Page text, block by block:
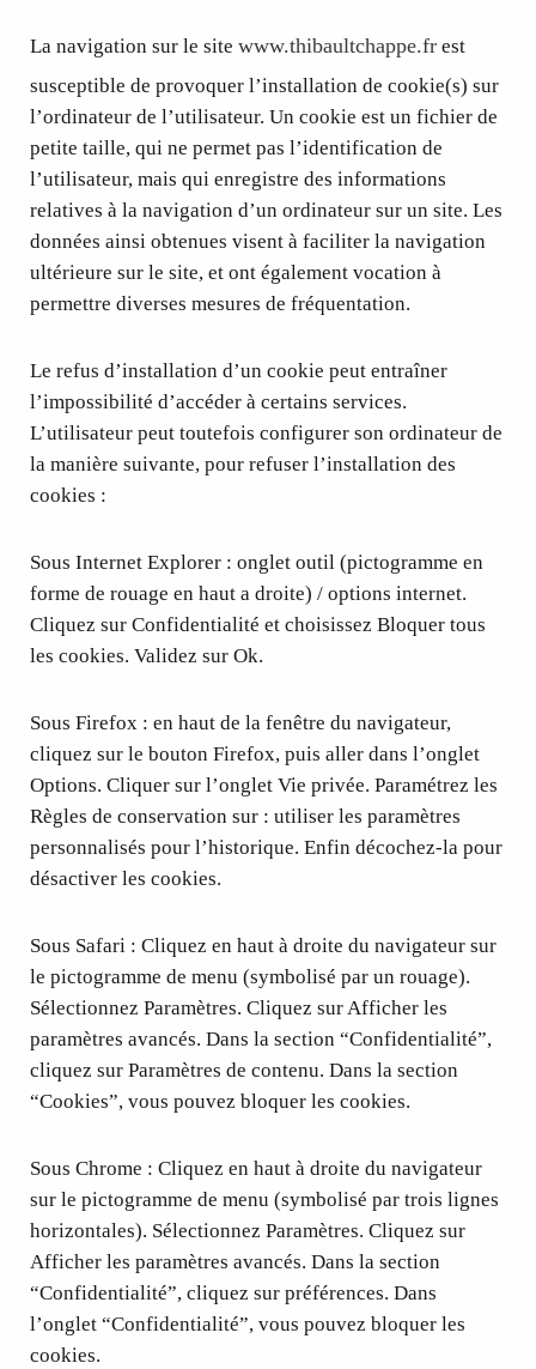
La navigation sur le site www.thibaultchappe.fr est
susceptible de provoquer l’installation de cookie(s) sur
l’ordinateur de l’utilisateur. Un cookie est un fichier de
petite taille, qui ne permet pas l’identification de
l’utilisateur, mais qui enregistre des informations
relatives à la navigation d’un ordinateur sur un site. Les
données ainsi obtenues visent à faciliter la navigation
ultérieure sur le site, et ont également vocation à
permettre diverses mesures de fréquentation.
Le refus d’installation d’un cookie peut entraîner
l’impossibilité d’accéder à certains services.
L’utilisateur peut toutefois configurer son ordinateur de
la manière suivante, pour refuser l’installation des
cookies :
Sous Internet Explorer : onglet outil (pictogramme en
forme de rouage en haut a droite) / options internet.
Cliquez sur Confidentialité et choisissez Bloquer tous
les cookies. Validez sur Ok.
Sous Firefox : en haut de la fenêtre du navigateur,
cliquez sur le bouton Firefox, puis aller dans l’onglet
Options. Cliquer sur l’onglet Vie privée. Paramétrez les
Règles de conservation sur : utiliser les paramètres
personnalisés pour l’historique. Enfin décochez-la pour
désactiver les cookies.
Sous Safari : Cliquez en haut à droite du navigateur sur
le pictogramme de menu (symbolisé par un rouage).
Sélectionnez Paramètres. Cliquez sur Afficher les
paramètres avancés. Dans la section “Confidentialité”,
cliquez sur Paramètres de contenu. Dans la section
“Cookies”, vous pouvez bloquer les cookies.
Sous Chrome : Cliquez en haut à droite du navigateur
sur le pictogramme de menu (symbolisé par trois lignes
horizontales). Sélectionnez Paramètres. Cliquez sur
Afficher les paramètres avancés. Dans la section
“Confidentialité”, cliquez sur préférences. Dans
l’onglet “Confidentialité”, vous pouvez bloquer les
cookies.